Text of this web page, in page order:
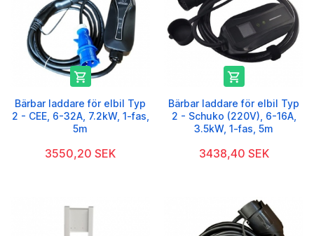

Bärbar laddare för elbil Typ
2 - CEE, 6-32A, 7.2kW, 1-fas,
5m
3550,20 SEK

Bärbar laddare för elbil Typ
2 - Schuko (220V), 6-16A,
3.5kW, 1-fas, 5m
3438,40 SEK